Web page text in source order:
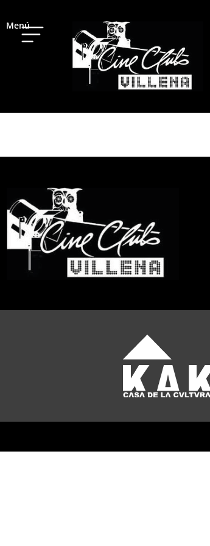
Menú